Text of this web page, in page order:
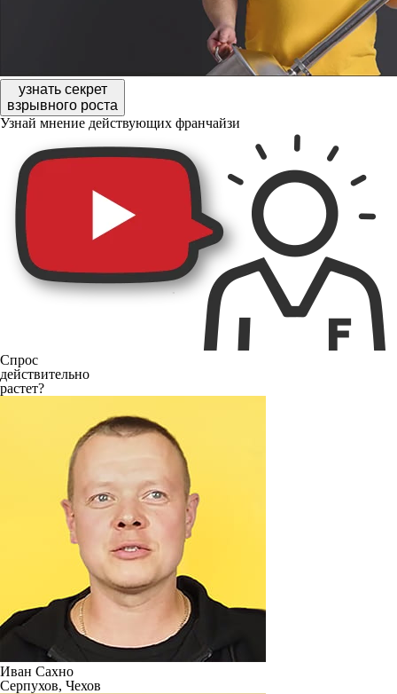
узнать секрет
взрывного роста
Узнай мнение действующих франчайзи
Спрос
действительно
растет?
Иван Сахно
Серпухов, Чехов